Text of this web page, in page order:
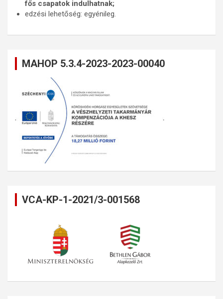
fős csapatok indulhatnak;
edzési lehetőség: egyénileg.
MAHOP 5.3.4-2023-2023-00040
VCA-KP-1-2021/3-001568